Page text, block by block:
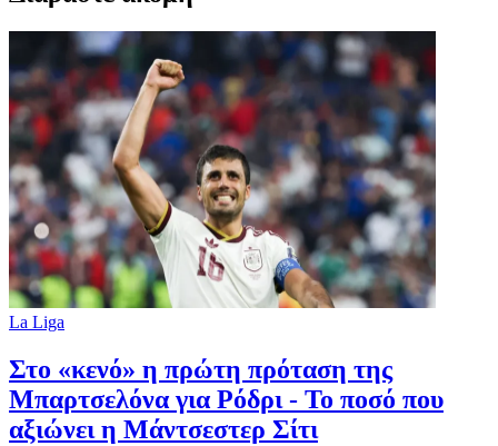
La Liga
Στο «κενό» η πρώτη πρόταση της
Μπαρτσελόνα για Ρόδρι - Το ποσό που
αξιώνει η Μάντσεστερ Σίτι